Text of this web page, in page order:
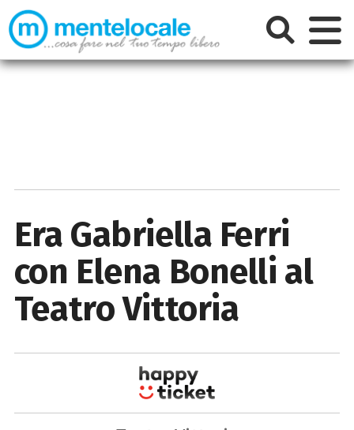
Era Gabriella Ferri
con Elena Bonelli al
Teatro Vittoria